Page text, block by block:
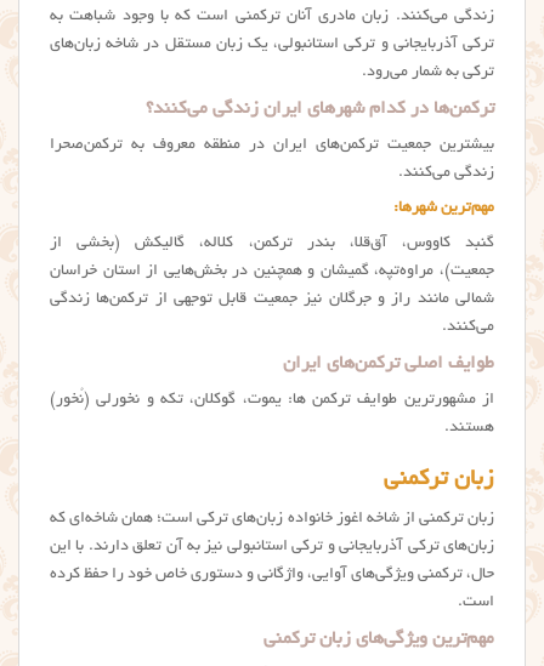
زندگی می‌کنند. زبان مادری آنان ترکمنی است که با وجود شباهت به
ترکی آذربایجانی و ترکی استانبولی، یک زبان مستقل در شاخه زبان‌های
ترکی به شمار می‌رود.
ترکمن‌ها در کدام شهرهای ایران زندگی می‌کنند؟
بیشترین جمعیت ترکمن‌های ایران در منطقه معروف به ترکمن‌صحرا
زندگی می‌کنند.
مهم‌ترین شهرها:
گنبد کاووس، آق‌قلا، بندر ترکمن، کلاله، گالیکش (بخشی از
جمعیت)، مراوه‌تپه، گمیشان و همچنین در بخش‌هایی از استان خراسان
شمالی مانند راز و جرگلان نیز جمعیت قابل توجهی از ترکمن‌ها زندگی
می‌کنند.
طوایف اصلی ترکمن‌های ایران
از مشهورترین طوایف ترکمن ها: یموت، گوکلان، تکه و نخورلی (نُخور)
هستند.
زبان ترکمنی
زبان ترکمنی از شاخه اغوز خانواده زبان‌های ترکی است؛ همان شاخه‌ای که
زبان‌های ترکی آذربایجانی و ترکی استانبولی نیز به آن تعلق دارند. با این
حال، ترکمنی ویژگی‌های آوایی، واژگانی و دستوری خاص خود را حفظ کرده
است.
مهم‌ترین ویژگی‌های زبان ترکمنی